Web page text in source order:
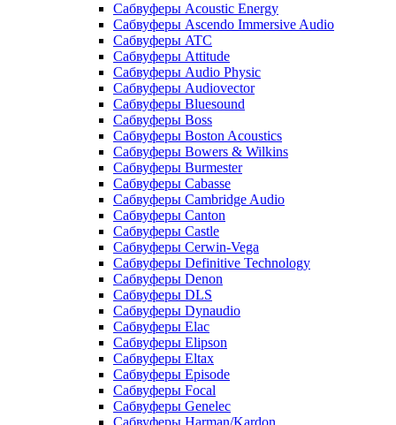
Сабвуферы Acoustic Energy
Сабвуферы Ascendo Immersive Audio
Сабвуферы ATC
Сабвуферы Attitude
Сабвуферы Audio Physic
Сабвуферы Audiovector
Сабвуферы Bluesound
Сабвуферы Boss
Сабвуферы Boston Acoustics
Сабвуферы Bowers & Wilkins
Сабвуферы Burmester
Сабвуферы Cabasse
Сабвуферы Cambridge Audio
Сабвуферы Canton
Сабвуферы Castle
Сабвуферы Cerwin-Vega
Сабвуферы Definitive Technology
Сабвуферы Denon
Сабвуферы DLS
Сабвуферы Dynaudio
Сабвуферы Elac
Сабвуферы Elipson
Сабвуферы Eltax
Сабвуферы Episode
Сабвуферы Focal
Сабвуферы Genelec